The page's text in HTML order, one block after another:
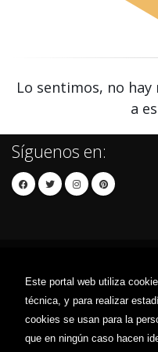
Este portal web utiliza
técnica, y para realizar
cookies se usan para la
que en ningún caso hacen
Lo sentimos, no
a
Síguenos en:
Contacto